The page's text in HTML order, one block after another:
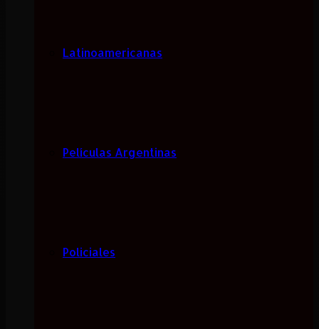
Latinoamericanas
Películas Argentinas
Policiales